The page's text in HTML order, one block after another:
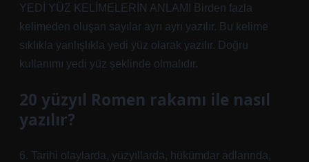
YEDİ YÜZ KELİMELERİN ANLAMI Birden fazla
kelimeden oluşan sayılar ayrı ayrı yazılır. Bu kelime
sıklıkla yanlışlıkla yedi yüz olarak yazılır. Doğru
kullanımı yedi yüz şeklinde olmalıdır.
20 yüzyıl Romen rakamı ile nasıl
yazılır?
6. Tarihi olaylarda, yüzyıllarda, hükümdar adlarında,